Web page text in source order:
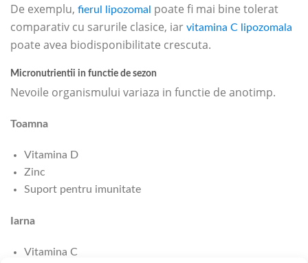
De exemplu, fierul lipozomal poate fi mai bine tolerat
comparativ cu sarurile clasice, iar vitamina C lipozomala
poate avea biodisponibilitate crescuta.
Micronutrientii in functie de sezon
Nevoile organismului variaza in functie de anotimp.
Toamna
Vitamina D
Zinc
Suport pentru imunitate
Iarna
Vitamina C